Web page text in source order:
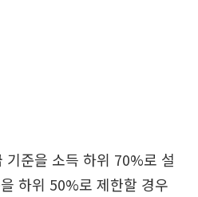
기준을 소득 하위 70%로 설
하위 50%로 제한할 경우